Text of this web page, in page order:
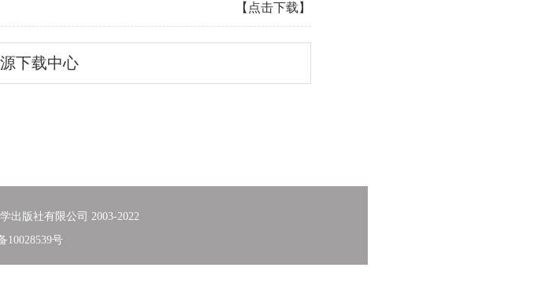
【点击下载】
下载中心
出版社有限公司 2003-2022
10028539号